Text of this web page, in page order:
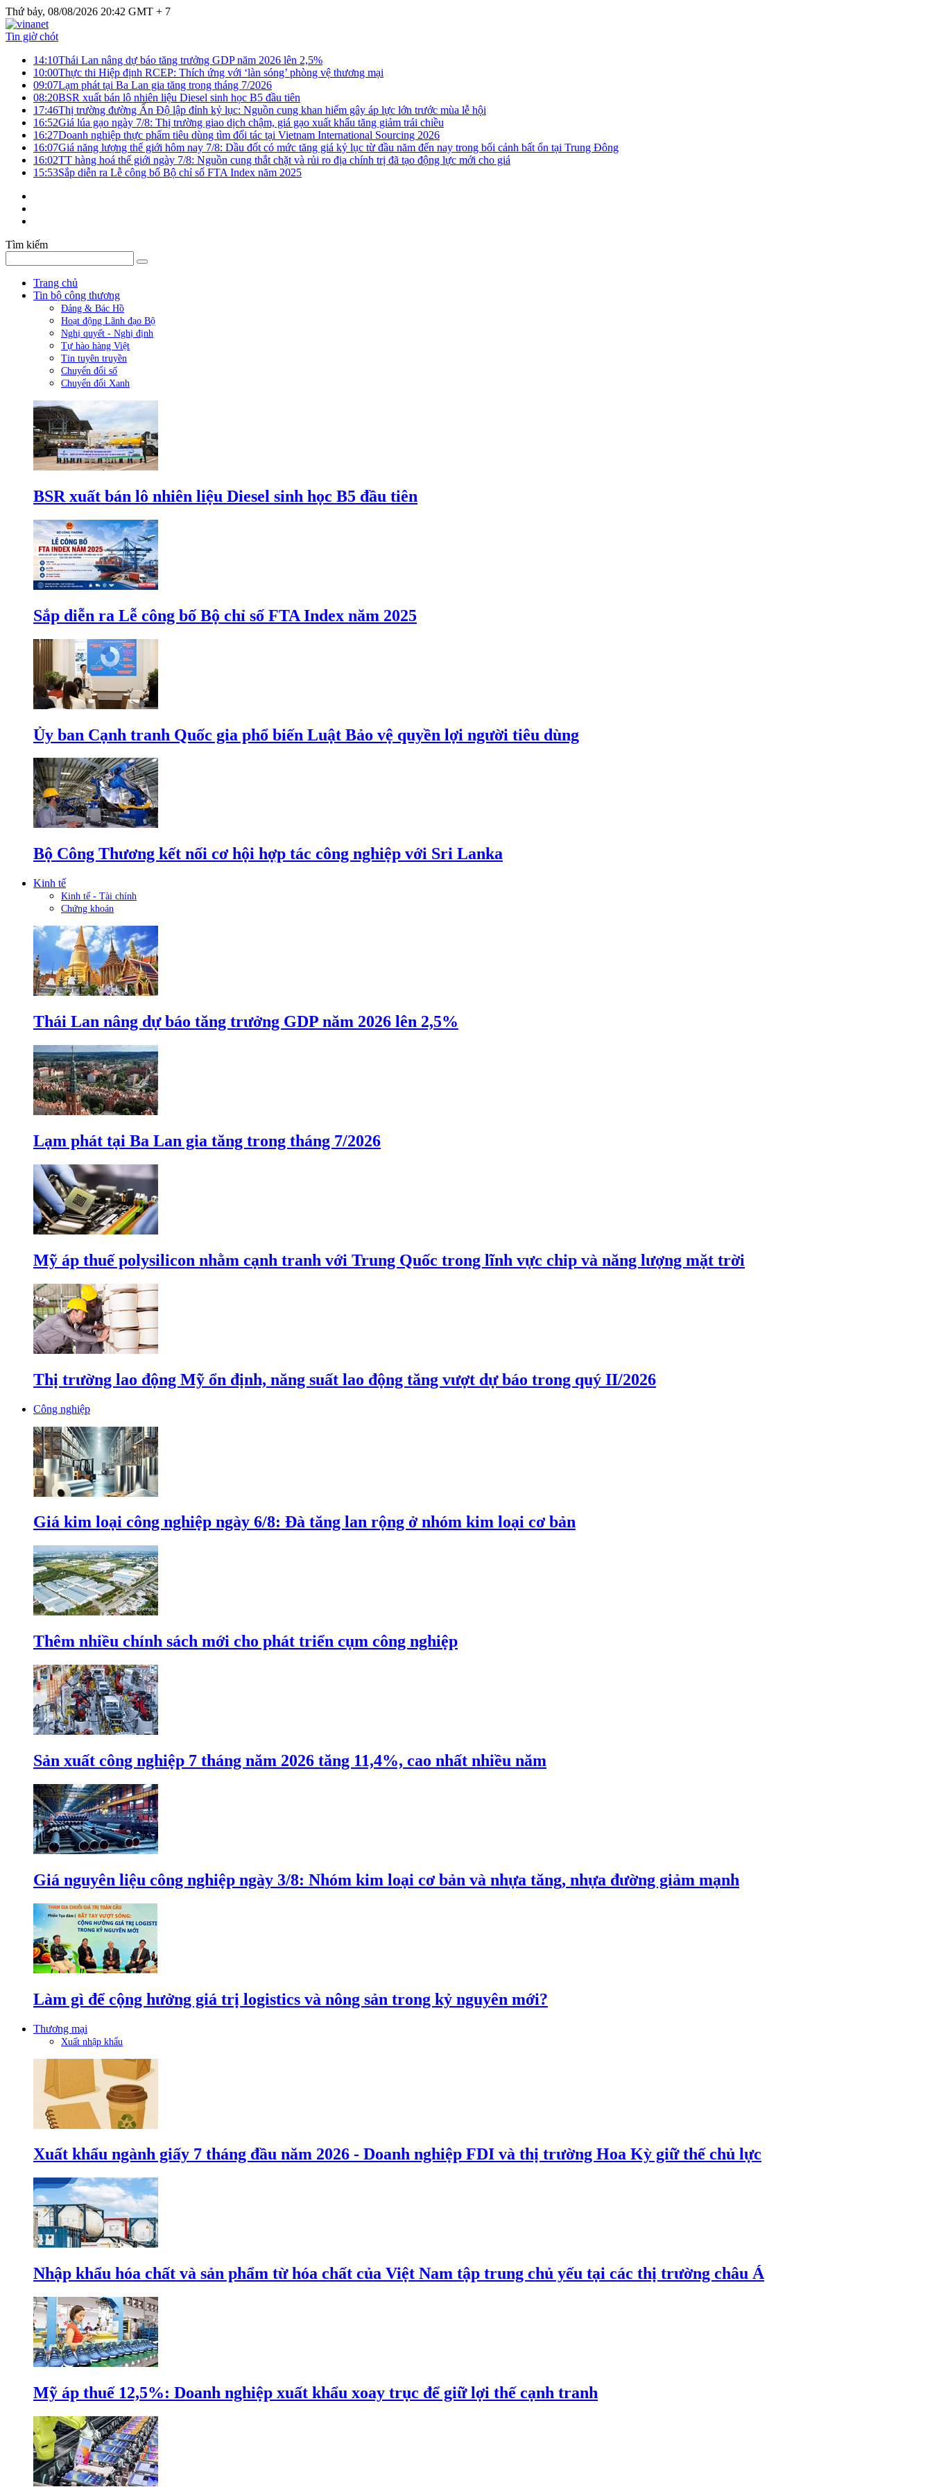
Thứ bảy, 08/08/2026 20:42 GMT + 7
Tin giờ chót
14:10Thái Lan nâng dự báo tăng trưởng GDP năm 2026 lên 2,5%
10:00Thực thi Hiệp định RCEP: Thích ứng với ‘làn sóng’ phòng vệ thương mại
09:07Lạm phát tại Ba Lan gia tăng trong tháng 7/2026
08:20BSR xuất bán lô nhiên liệu Diesel sinh học B5 đầu tiên
17:46Thị trường đường Ấn Độ lập đỉnh kỷ lục: Nguồn cung khan hiếm gây áp lực lớn trước mùa lễ hội
16:52Giá lúa gạo ngày 7/8: Thị trường giao dịch chậm, giá gạo xuất khẩu tăng giảm trái chiều
16:27Doanh nghiệp thực phẩm tiêu dùng tìm đối tác tại Vietnam International Sourcing 2026
16:07Giá năng lượng thế giới hôm nay 7/8: Dầu đốt có mức tăng giá kỷ lục từ đầu năm đến nay trong bối cảnh bất ổn tại Trung Đông
16:02TT hàng hoá thế giới ngày 7/8: Nguồn cung thắt chặt và rủi ro địa chính trị đã tạo động lực mới cho giá
15:53Sắp diễn ra Lễ công bố Bộ chỉ số FTA Index năm 2025
Tìm kiếm
Trang chủ
Tin bộ công thương
Đảng & Bác Hồ
Hoạt động Lãnh đạo Bộ
Nghị quyết - Nghị định
Tự hào hàng Việt
Tin tuyên truyền
Chuyển đổi số
Chuyển đổi Xanh
BSR xuất bán lô nhiên liệu Diesel sinh học B5 đầu tiên
Sắp diễn ra Lễ công bố Bộ chỉ số FTA Index năm 2025
Ủy ban Cạnh tranh Quốc gia phổ biến Luật Bảo vệ quyền lợi người tiêu dùng
Bộ Công Thương kết nối cơ hội hợp tác công nghiệp với Sri Lanka
Kinh tế
Kinh tế - Tài chính
Chứng khoán
Thái Lan nâng dự báo tăng trưởng GDP năm 2026 lên 2,5%
Lạm phát tại Ba Lan gia tăng trong tháng 7/2026
Mỹ áp thuế polysilicon nhằm cạnh tranh với Trung Quốc trong lĩnh vực chip và năng lượng mặt trời
Thị trường lao động Mỹ ổn định, năng suất lao động tăng vượt dự báo trong quý II/2026
Công nghiệp
Giá kim loại công nghiệp ngày 6/8: Đà tăng lan rộng ở nhóm kim loại cơ bản
Thêm nhiều chính sách mới cho phát triển cụm công nghiệp
Sản xuất công nghiệp 7 tháng năm 2026 tăng 11,4%, cao nhất nhiều năm
Giá nguyên liệu công nghiệp ngày 3/8: Nhóm kim loại cơ bản và nhựa tăng, nhựa đường giảm mạnh
Làm gì để cộng hưởng giá trị logistics và nông sản trong kỷ nguyên mới?
Thương mại
Xuất nhập khẩu
Xuất khẩu ngành giấy 7 tháng đầu năm 2026 - Doanh nghiệp FDI và thị trường Hoa Kỳ giữ thế chủ lực
Nhập khẩu hóa chất và sản phẩm từ hóa chất của Việt Nam tập trung chủ yếu tại các thị trường châu Á
Mỹ áp thuế 12,5%: Doanh nghiệp xuất khẩu xoay trục để giữ lợi thế cạnh tranh